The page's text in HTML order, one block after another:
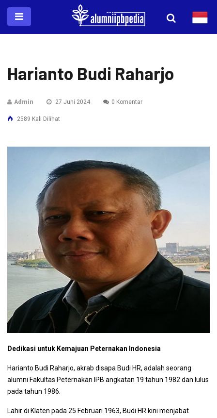
Harianto Budi Raharjo
Admin 27 Juni 2024 0 Komentar
2589 Kali Dilihat
Dedikasi untuk Kemajuan Peternakan Indonesia
Harianto Budi Raharjo, akrab disapa Budi HR, adalah seorang
alumni Fakultas Peternakan IPB angkatan 19 tahun 1982 dan lulus
pada tahun 1986.
Lahir di Klaten pada 25 Februari 1963, Budi HR kini menjabat